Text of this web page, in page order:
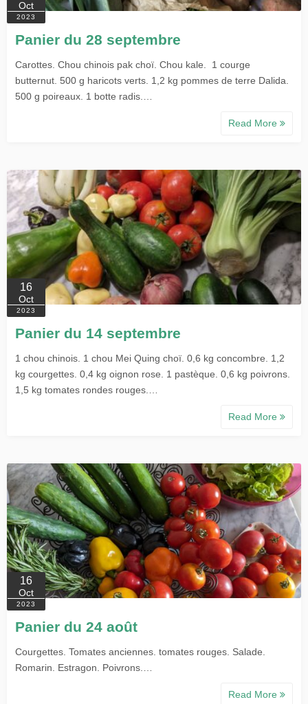
Oct
2023
Panier du 28 septembre
Carottes. Chou chinois pak choï. Chou kale. 1 courge
butternut. 500 g haricots verts. 1,2 kg pommes de terre Dalida.
500 g poireaux. 1 botte radis.…
Read More
16
Oct
2023
Panier du 14 septembre
1 chou chinois. 1 chou Mei Quing choï. 0,6 kg concombre. 1,2
kg courgettes. 0,4 kg oignon rose. 1 pastèque. 0,6 kg poivrons.
1,5 kg tomates rondes rouges.…
Read More
16
Oct
2023
Panier du 24 août
Courgettes. Tomates anciennes. tomates rouges. Salade.
Romarin. Estragon. Poivrons.…
Read More